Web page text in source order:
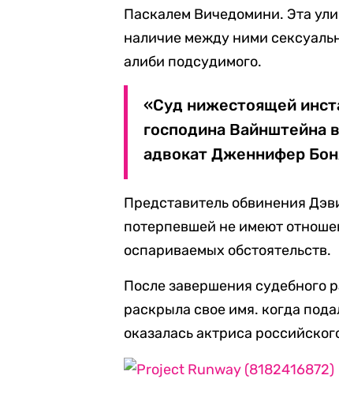
Паскалем Вичедомини. Эта
наличие между ними
алиби подсудимого.
«Суд нижестоящей
господина Вайнштейна
адвокат Дженнифер
Представитель обвинения
потерпевшей не имеют
оспариваемых обстоятельств.
После завершения судебного
раскрыла свое имя. когда
оказалась актриса